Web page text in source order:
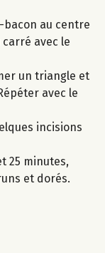
au centre
avec le
un triangle et
avec le
incisions
25 minutes,
et dorés.